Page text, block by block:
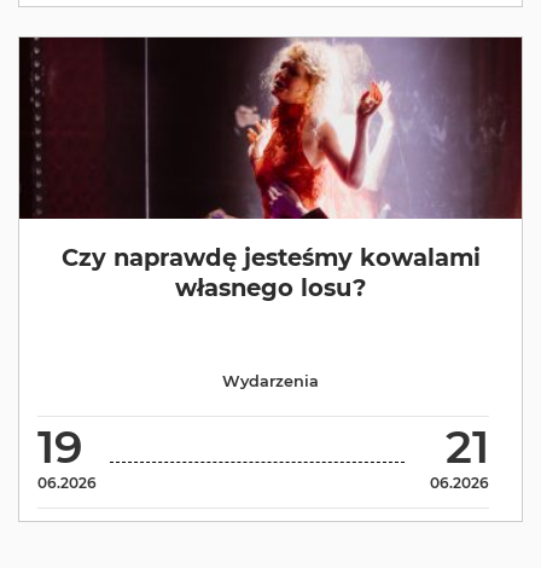
Czy naprawdę jesteśmy kowalami
własnego losu?
19
06.2026
21
06.2026
Wydarzenia